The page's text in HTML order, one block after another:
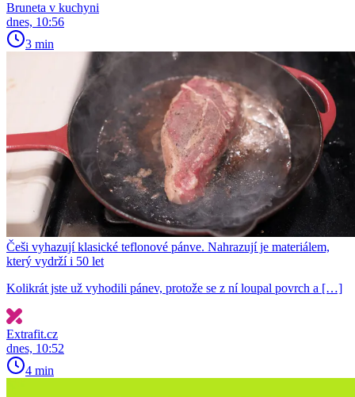
Bruneta v kuchyni
dnes, 10:56
3 min
Češi vyhazují klasické teflonové pánve. Nahrazují je materiálem,
který vydrží i 50 let
Kolikrát jste už vyhodili pánev, protože se z ní loupal povrch a […]
Extrafit.cz
dnes, 10:52
4 min